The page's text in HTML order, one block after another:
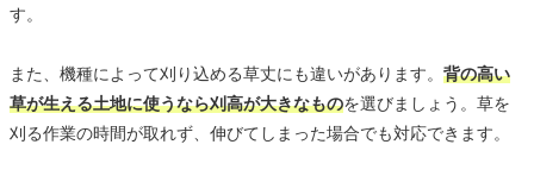
す。
また、機種によって刈り込める草丈にも違いがあります。 背の高い
草が生える土地に使うなら刈高が大きなものを選びましょう。草を
刈る作業の時間が取れず、伸びてしまった場合でも対応できます。